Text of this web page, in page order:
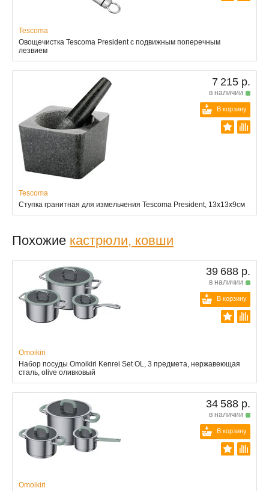
Tescoma
Овощечистка Tescoma President с подвижным поперечным
лезвием
7 215 р.
в наличии
В корзину
Tescoma
Ступка гранитная для измельчения Tescoma President, 13х13х9см
Похожие кастрюли, ковши
39 688 р.
в наличии
В корзину
Omoikiri
Набор посуды Omoikiri Kenrei Set OL, 3 предмета, нержавеющая
сталь, olive оливковый
34 588 р.
в наличии
В корзину
Omoikiri